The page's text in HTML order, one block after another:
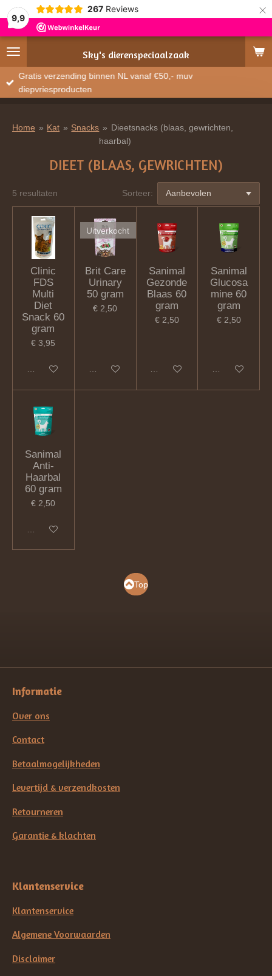
9,9
267 Reviews ×
Sky's dierenspeciaalzaak
Gratis verzending binnen NL vanaf €50,- muv
diepvriesproducten
Home » Kat » Snacks » Dieetsnacks (blaas, gewrichten,
haarbal)
DIEET (BLAAS, GEWRICHTEN)
5 resultaten Sorteer:
Clinic
FDS
Multi
Diet
Snack 60
gram
€ 3,95
In winkelwagen
Uitverkocht
Brit Care
Urinary
50 gram
€ 2,50
Houd mij op de hoogte
Sanimal
Gezonde
Blaas 60
gram
€ 2,50
In winkelwagen
Sanimal
Glucosa
mine 60
gram
€ 2,50
In winkelwagen
Sanimal
Anti-
Haarbal
60 gram
€ 2,50
In winkelwagen
Top
Informatie
Over ons
Contact
Betaalmogelijkheden
Levertijd & verzendkosten
Retourneren
Garantie & klachten
Klantenservice
Klantenservice
Algemene Voorwaarden
Disclaimer